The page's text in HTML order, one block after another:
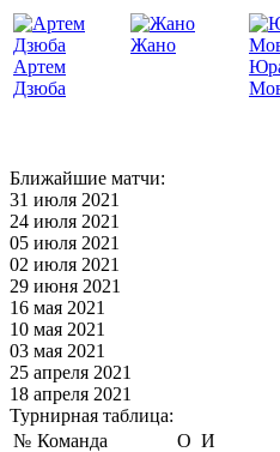
Артем
Дзюба
Жано
Ближайшие матчи:
31 июля 2021
24 июля 2021
05 июля 2021
02 июля 2021
29 июня 2021
16 мая 2021
10 мая 2021
03 мая 2021
25 апреля 2021
18 апреля 2021
Турнирная таблица:
№ Команда О И